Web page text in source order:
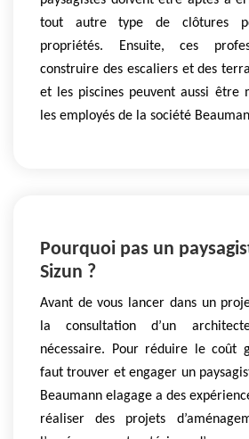
tout autre type de clôtures
propriétés. Ensuite, ces
construire des escaliers et des
et les piscines peuvent aussi être
les employés de la société
Pourquoi pas un
Sizun ?
Avant de vous lancer dans un
la consultation d’un
nécessaire. Pour réduire le coût
faut trouver et engager un
Beaumann elagage a des
réaliser des projets